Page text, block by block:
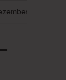
– einschl.